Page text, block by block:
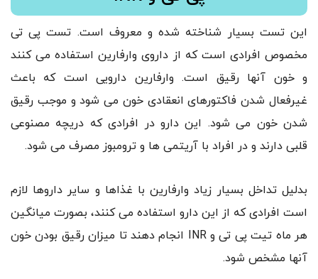
این تست بسیار شناخته شده و معروف است. تست پی تی
مخصوص افرادی است که از داروی وارفارین استفاده می کنند
و خون آنها رقیق است. وارفارین دارویی است که باعث
غیرفعال شدن فاکتورهای انعقادی خون می شود و موجب رقیق
شدن خون می شود. این دارو در افرادی که دریچه مصنوعی
قلبی دارند و در افراد با آریتمی ها و ترومبوز مصرف می شود.
بدلیل تداخل بسیار زیاد وارفارین با غذاها و سایر داروها لازم
است افرادی که از این دارو استفاده می کنند، بصورت میانگین
هر ماه تیت پی تی و INR انجام دهند تا میزان رقیق بودن خون
آنها مشخص شود.